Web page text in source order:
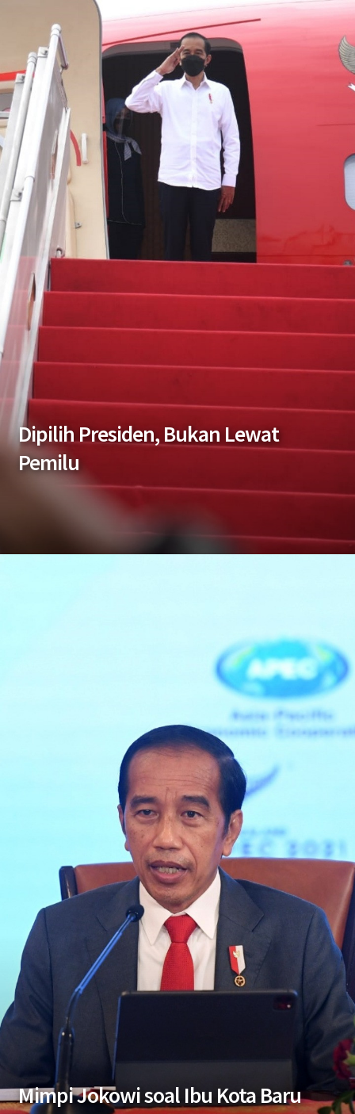
Dipilih Presiden, Bukan Lewat
Pemilu
Mimpi Jokowi soal Ibu Kota Baru